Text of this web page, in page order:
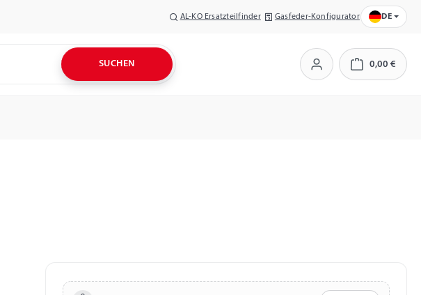
AL-KO Ersatzteilfinder Gasfeder-Konfigurator DE
SUCHEN 0,00 €